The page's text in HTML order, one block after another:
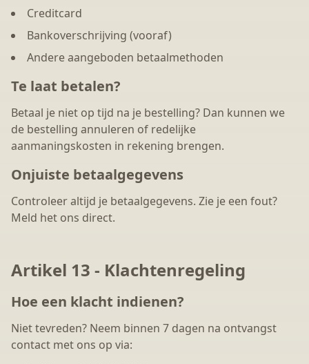
Creditcard
Bankoverschrijving (vooraf)
Andere aangeboden betaalmethoden
Te laat betalen?
Betaal je niet op tijd na je bestelling? Dan kunnen we
de bestelling annuleren of redelijke
aanmaningskosten in rekening brengen.
Onjuiste betaalgegevens
Controleer altijd je betaalgegevens. Zie je een fout?
Meld het ons direct.
Artikel 13 - Klachtenregeling
Hoe een klacht indienen?
Niet tevreden? Neem binnen 7 dagen na ontvangst
contact met ons op via: